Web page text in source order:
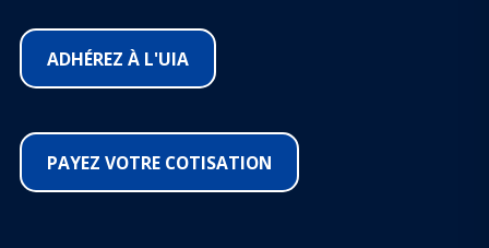
ADHÉREZ À L'UIA
PAYEZ VOTRE COTISATION